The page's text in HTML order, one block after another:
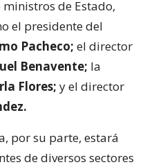
de Estado,
el presidente del
Pacheco; el director
Benavente; la
Flores; y el director
por su parte, estará
de diversos sectores